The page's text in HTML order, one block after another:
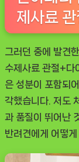
제사료
그러던 중에 발견
수제사료 관절+다
은 성분이 포함되
각했습니다. 저도
과 품질이 뛰어난
반려견에게 어떻